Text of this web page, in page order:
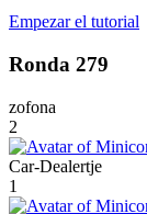
Empezar el tutorial
Ronda 279
zofona
2
Car-Dealertje
1